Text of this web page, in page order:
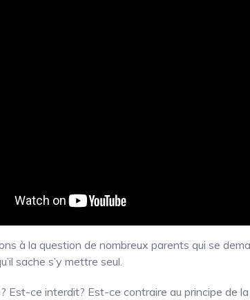
à la question de nombreux parents qui se
sache s’y mettre seul.
Est-ce interdit? Est-ce contraire au principe de